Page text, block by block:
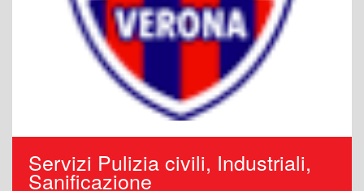
Servizi Pulizia civili, Industriali,
Sanificazione